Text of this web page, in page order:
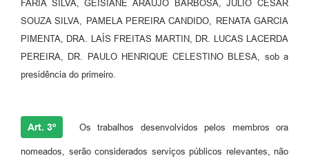
FARIA SILVA, GEISIANE ARAUJO BARBOSA, JÚLIO CÉSAR
SOUZA SILVA, PAMELA PEREIRA CANDIDO, RENATA GARCIA
PIMENTA, DRA. LAÍS FREITAS MARTIN, DR. LUCAS LACERDA
PEREIRA, DR. PAULO HENRIQUE CELESTINO BLESA, sob a
presidência do primeiro.
Art. 3º Os trabalhos desenvolvidos pelos membros ora
nomeados, serão considerados serviços públicos relevantes, não